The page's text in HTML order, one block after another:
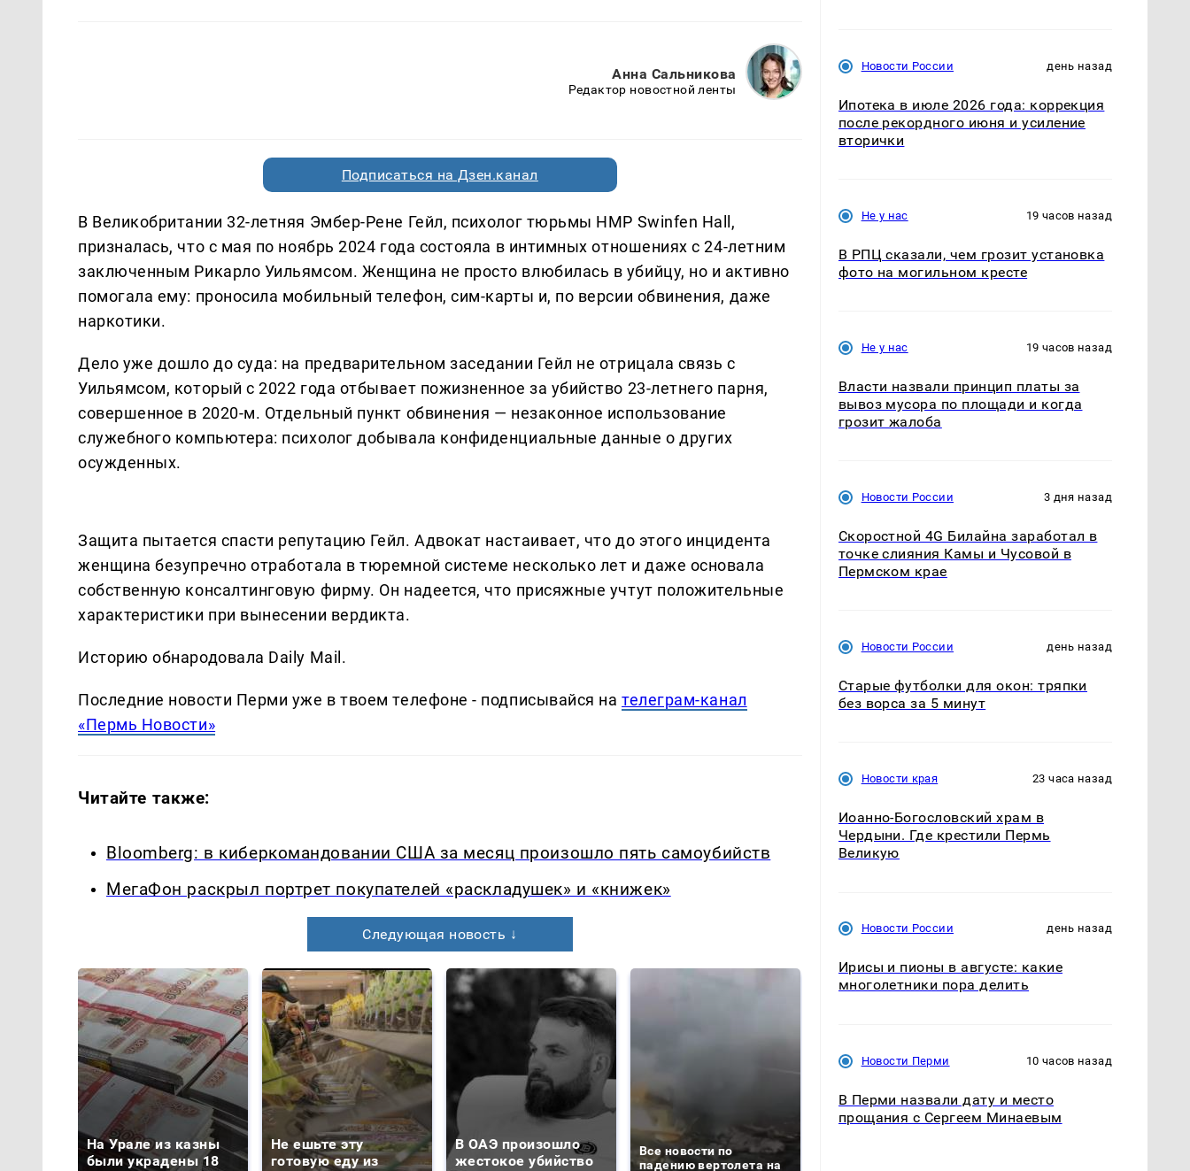
Анна Сальникова
Редактор новостной ленты
Подписаться на Дзен.канал
В Великобритании 32-летняя Эмбер-Рене Гейл, психолог тюрьмы HMP Swinfen Hall,
призналась, что с мая по ноябрь 2024 года состояла в интимных отношениях с 24-летним
заключенным Рикарло Уильямсом. Женщина не просто влюбилась в убийцу, но и активно
помогала ему: проносила мобильный телефон, сим-карты и, по версии обвинения, даже
наркотики.
Дело уже дошло до суда: на предварительном заседании Гейл не отрицала связь с
Уильямсом, который с 2022 года отбывает пожизненное за убийство 23-летнего парня,
совершенное в 2020-м. Отдельный пункт обвинения — незаконное использование
служебного компьютера: психолог добывала конфиденциальные данные о других
осужденных.
Защита пытается спасти репутацию Гейл. Адвокат настаивает, что до этого инцидента
женщина безупречно отработала в тюремной системе несколько лет и даже основала
собственную консалтинговую фирму. Он надеется, что присяжные учтут положительные
характеристики при вынесении вердикта.
Историю обнародовала Daily Mail.
Последние новости Перми уже в твоем телефоне - подписывайся нателеграм-канал
«Пермь Новости»
Читайте также:
Bloomberg: в киберкомандовании США за месяц произошло пять самоубийств
МегаФон раскрыл портрет покупателей «раскладушек» и «книжек»
Следующая новость ↓
На Урале из казны
были украдены 18
Не ешьте эту
готовую еду из
В ОАЭ произошло
жестокое убийство
Все новости по
падению вертолета на
Новости России день назад
Ипотека в июле 2026 года: коррекция
после рекордного июня и усиление
вторички
Не у нас 19 часов назад
В РПЦ сказали, чем грозит установка
фото на могильном кресте
Не у нас 19 часов назад
Власти назвали принцип платы за
вывоз мусора по площади и когда
грозит жалоба
Новости России 3 дня назад
Скоростной 4G Билайна заработал в
точке слияния Камы и Чусовой в
Пермском крае
Новости России день назад
Старые футболки для окон: тряпки
без ворса за 5 минут
Новости края 23 часа назад
Иоанно-Богословский храм в
Чердыни. Где крестили Пермь
Великую
Новости России день назад
Ирисы и пионы в августе: какие
многолетники пора делить
Новости Перми 10 часов назад
В Перми назвали дату и место
прощания с Сергеем Минаевым